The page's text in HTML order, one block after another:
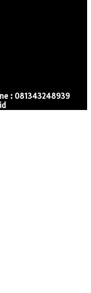
: 081343248939